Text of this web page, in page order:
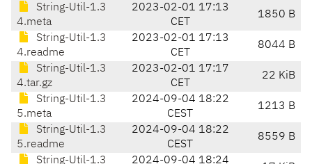
String-Util-1.3
4.meta
2023-02-01 17:13
CET
1850 B
String-Util-1.3
4.readme
2023-02-01 17:13
CET
8044 B
String-Util-1.3
4.tar.gz
2023-02-01 17:17
CET
22 KiB
String-Util-1.3
5.meta
2024-09-04 18:22
CEST
1213 B
String-Util-1.3
5.readme
2024-09-04 18:22
CEST
8559 B
String-Util-1.3
2024-09-04 18:24